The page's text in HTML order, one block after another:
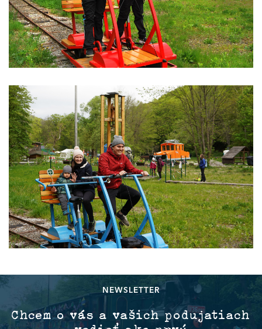
NEWSLETTER
Chcem o vás a vašich podujatiach